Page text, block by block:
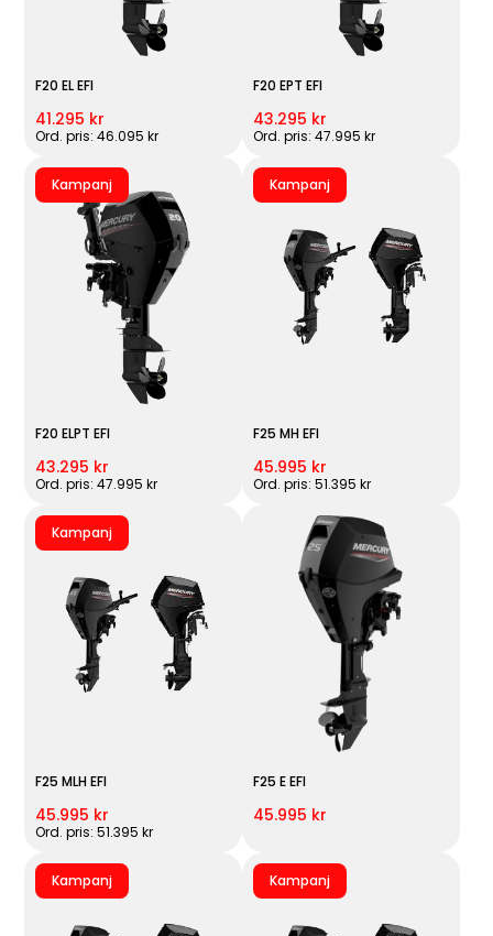
F20 EL EFI
41.295 kr
Ord. pris: 46.095 kr
F20 EPT EFI
43.295 kr
Ord. pris: 47.995 kr
Kampanj
F20 ELPT EFI
43.295 kr
Ord. pris: 47.995 kr
Kampanj
F25 MH EFI
45.995 kr
Ord. pris: 51.395 kr
Kampanj
F25 MLH EFI
45.995 kr
Ord. pris: 51.395 kr
F25 E EFI
45.995 kr
Kampanj Kampanj